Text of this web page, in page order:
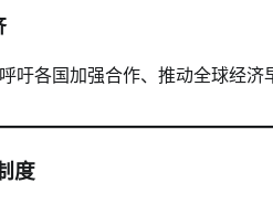
吁各国加强合作、推动全球经
度